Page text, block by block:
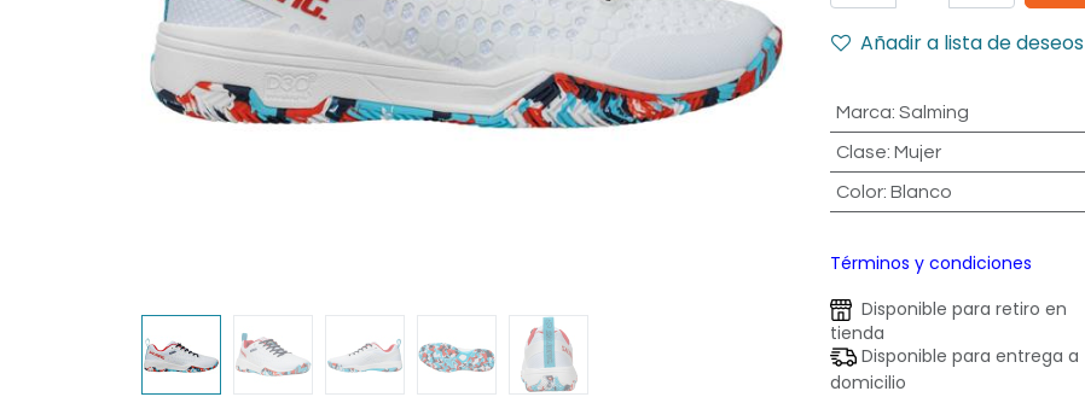
Añadir a lista de deseos
Marca: Salming
Clase: Mujer
Color: Blanco
Términos y condiciones
Disponible para retiro en
tienda
Disponible para entrega a
domicilio